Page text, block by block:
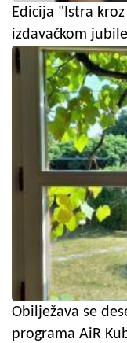
Edicija "Istra
izdavačkom
Obilježava se
programa AiR